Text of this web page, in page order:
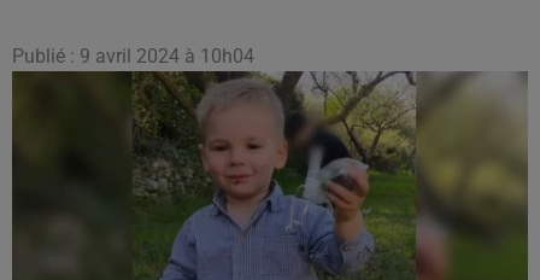
Publié : 9 avril 2024 à 10h04